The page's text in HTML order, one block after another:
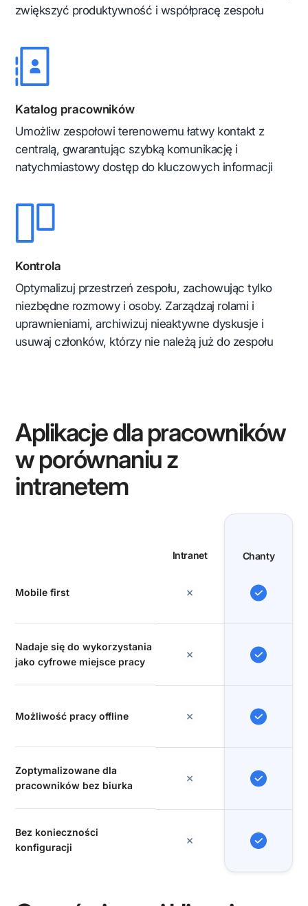
zwiększyć produktywność i współpracę zespołu
Katalog pracowników
Umożliw zespołowi terenowemu łatwy kontakt z
centralą, gwarantując szybką komunikację i
natychmiastowy dostęp do kluczowych informacji
Kontrola
Optymalizuj przestrzeń zespołu, zachowując tylko
niezbędne rozmowy i osoby. Zarządzaj rolami i
uprawnieniami, archiwizuj nieaktywne dyskusje i
usuwaj członków, którzy nie należą już do zespołu
Aplikacje dla pracowników
w porównaniu z
intranetem
Mobile first
Nadaje się do wykorzystania
jako cyfrowe miejsce pracy
Możliwość pracy offline
Zoptymalizowane dla
pracowników bez biurka
Bez konieczności
konfiguracji
Intranet Chanty